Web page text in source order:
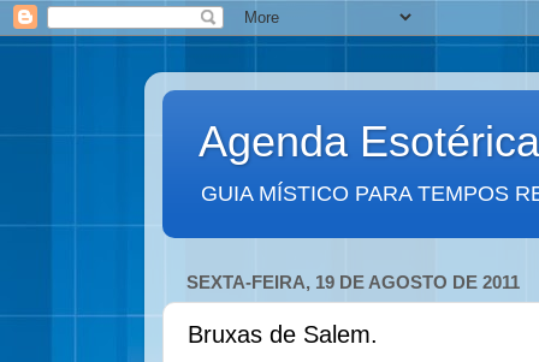
Agenda Esotérica
GUIA MÍSTICO PARA TEMPOS
SEXTA-FEIRA, 19 DE AGOSTO DE 2011
Bruxas de Salem.